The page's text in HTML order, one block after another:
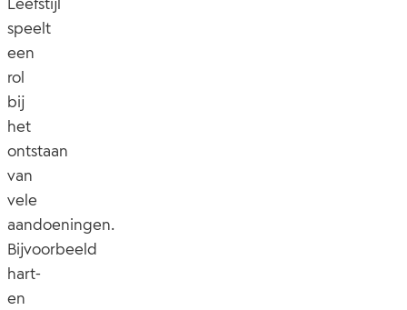
Leefstijl
speelt
een
rol
bij
het
ontstaan
van
vele
aandoeningen.
Bijvoorbeeld
hart-
en